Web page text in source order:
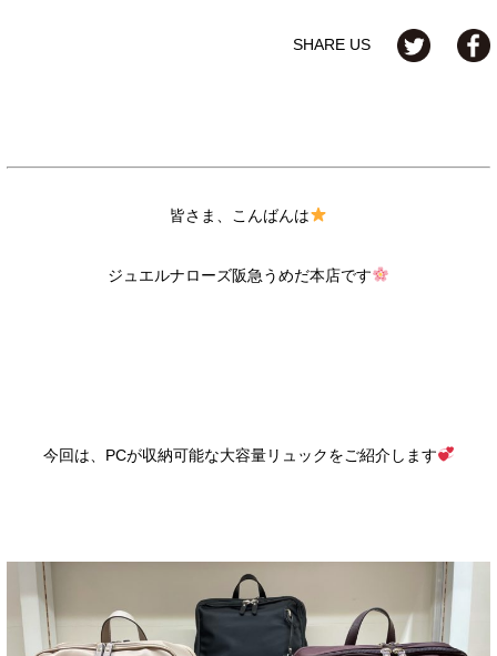
SHARE US
皆さま、こんばんは
ジュエルナローズ阪急うめだ本店です
今回は、PCが収納可能な大容量リュックをご紹介します